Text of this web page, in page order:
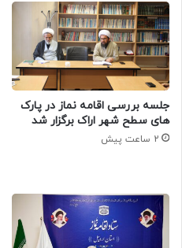
جلسه بررسی اقامه نماز در پارک
های سطح شهر اراک برگزار شد
2 ساعت پیش